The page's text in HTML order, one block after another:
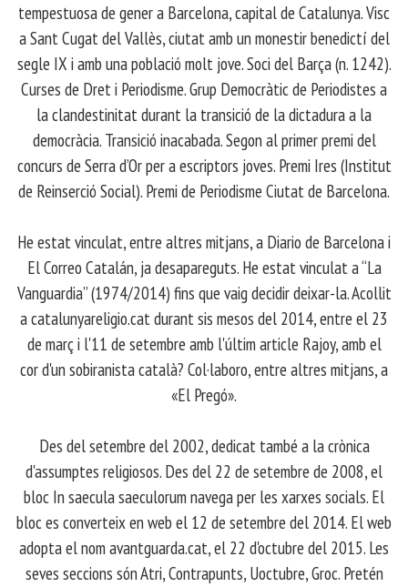
tempestuosa de gener a Barcelona, capital de Catalunya. Visc
a Sant Cugat del Vallès, ciutat amb un monestir benedictí del
segle IX i amb una població molt jove. Soci del Barça (n. 1242).
Curses de Dret i Periodisme. Grup Democràtic de Periodistes a
la clandestinitat durant la transició de la dictadura a la
democràcia. Transició inacabada. Segon al primer premi del
concurs de Serra d’Or per a escriptors joves. Premi Ires (Institut
de Reinserció Social). Premi de Periodisme Ciutat de Barcelona.
​ He estat vinculat, entre altres mitjans, a Diario de Barcelona i
El Correo Catalán, ja desapareguts. He estat vinculat a “La
Vanguardia” (1974/2014) fins que vaig decidir deixar-la. Acollit
a catalunyareligio.cat durant sis mesos del 2014, entre el 23
de març i l'11 de setembre amb l'últim article Rajoy, amb el
cor d'un sobiranista català? Col·laboro, entre altres mitjans, a
«El Pregó».
​ Des del setembre del 2002, dedicat també a la crònica
d'assumptes religiosos. Des del 22 de setembre de 2008, el
bloc In saecula saeculorum navega per les xarxes socials. El
bloc es converteix en web el 12 de setembre del 2014. El web
adopta el nom avantguarda.cat, el 22 d'octubre del 2015. Les
seves seccions són Atri, Contrapunts, Uoctubre, Groc. Pretén